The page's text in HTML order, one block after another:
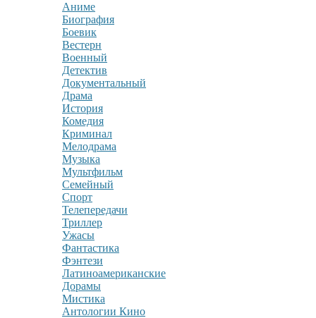
Аниме
Биография
Боевик
Вестерн
Военный
Детектив
Документальный
Драма
История
Комедия
Криминал
Мелодрама
Музыка
Мультфильм
Семейный
Спорт
Телепередачи
Триллер
Ужасы
Фантастика
Фэнтези
Латиноамериканские
Дорамы
Мистика
Антологии Кино